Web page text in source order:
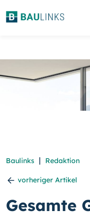
Baulinks | Redaktion
vorheriger Artikel
Gesamte